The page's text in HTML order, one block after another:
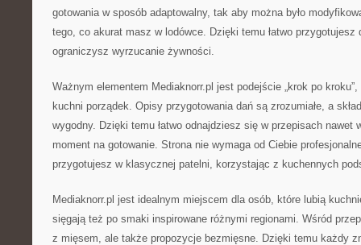
gotowania w sposób adaptowalny, tak aby można było
tego, co akurat masz w lodówce. Dzięki temu łatwo przygotujesz
ograniczysz wyrzucanie żywności.
Ważnym elementem Mediaknorr.pl jest podejście „krok po
kuchni porządek. Opisy przygotowania dań są zrozumiałe, a
wygodny. Dzięki temu łatwo odnajdziesz się w przepisach nawet
moment na gotowanie. Strona nie wymaga od Ciebie
przygotujesz w klasycznej patelni, korzystając z kuchennych
Mediaknorr.pl jest idealnym miejscem dla osób, które lubią
sięgają też po smaki inspirowane różnymi regionami. Wśród
z mięsem, ale także propozycje bezmięsne. Dzięki temu każdy